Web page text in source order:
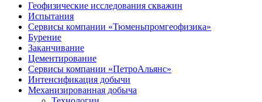
Геофизические исследования скважин
Испытания
Сервисы компании «Тюменьпромгеофизика»
Бурение
Заканчивание
Цементирование
Сервисы компании «ПетроАльянс»
Интенсификация добычи
Механизированная добыча